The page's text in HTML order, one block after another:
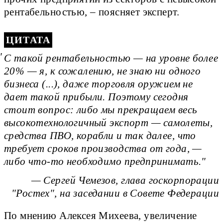
рентабельностью, – поясняет эксперт.
ЦИТАТА
С такой рентабельностью — на уровне более
20% — я, к сожалению, не знаю ни одного
бизнеса (...), даже торговля оружием не
дает такой прибыли. Поэтому сегодня
стоит вопрос: либо мы прекращаем весь
высокотехнологичный экспорт — самолеты,
средства ПВО, корабли и так далее, что
требует сроков производства от года, —
либо что-то необходимо предпринимать.
— Сергей Чемезов, глава госкорпорации
"Ростех", на заседании в Совете Федерации
По мнению Алексея Михеева, увеличение